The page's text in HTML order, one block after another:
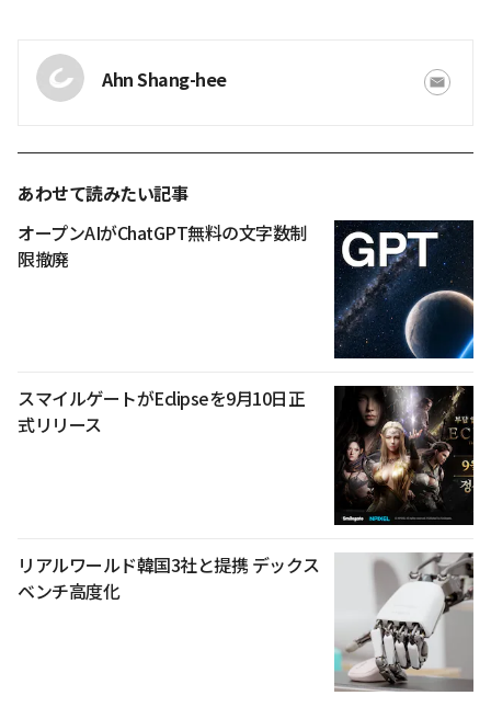
Ahn Shang-hee
あわせて読みたい記事
オープンAIがChatGPT無料の文字数制
限撤廃
スマイルゲートがEclipseを9月10日正
式リリース
リアルワールド韓国3社と提携 デックス
ベンチ高度化